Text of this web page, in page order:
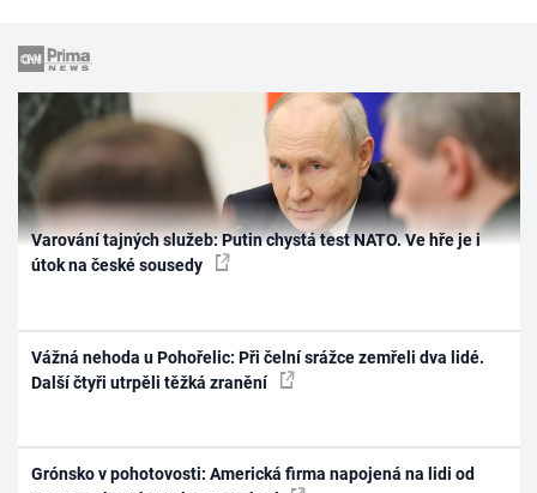
Varování tajných služeb: Putin chystá test NATO. Ve hře je i
útok na české sousedy
Vážná nehoda u Pohořelic: Při čelní srážce zemřeli dva lidé.
Další čtyři utrpěli těžká zranění
Grónsko v pohotovosti: Americká firma napojená na lidi od